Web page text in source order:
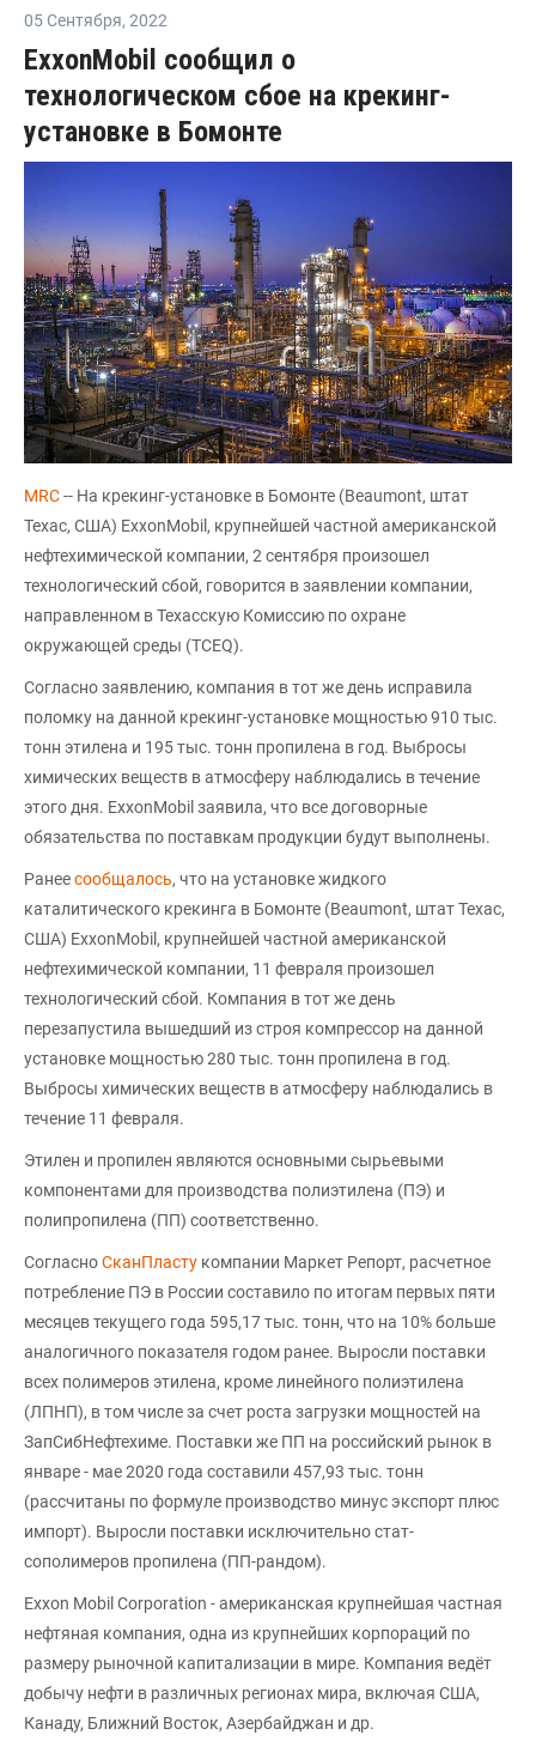
05 Сентября, 2022
ExxonMobil сообщил о
технологическом сбое на крекинг-
установке в Бомонте
MRC-- На крекинг-установке в Бомонте (Beaumont, штат
Техас, США) ExxonMobil, крупнейшей частной американской
нефтехимической компании, 2 сентября произошел
технологический сбой, говорится в заявлении компании,
направленном в Техасскую Комиссию по охране
окружающей среды (TCEQ).
Согласно заявлению, компания в тот же день исправила
поломку на данной крекинг-установке мощностью 910 тыс.
тонн этилена и 195 тыс. тонн пропилена в год. Выбросы
химических веществ в атмосферу наблюдались в течение
этого дня. ExxonMobil заявила, что все договорные
обязательства по поставкам продукции будут выполнены.
Ранеесообщалось, что на установке жидкого
каталитического крекинга в Бомонте (Beaumont, штат Техас,
США) ExxonMobil, крупнейшей частной американской
нефтехимической компании, 11 февраля произошел
технологический сбой. Компания в тот же день
перезапустила вышедший из строя компрессор на данной
установке мощностью 280 тыс. тонн пропилена в год.
Выбросы химических веществ в атмосферу наблюдались в
течение 11 февраля.
Этилен и пропилен являются основными сырьевыми
компонентами для производства полиэтилена (ПЭ) и
полипропилена (ПП) соответственно.
СогласноСканПласту компании Маркет Репорт, расчетное
потребление ПЭ в России составило по итогам первых пяти
месяцев текущего года 595,17 тыс. тонн, что на 10% больше
аналогичного показателя годом ранее. Выросли поставки
всех полимеров этилена, кроме линейного полиэтилена
(ЛПНП), в том числе за счет роста загрузки мощностей на
ЗапСибНефтехиме. Поставки же ПП на российский рынок в
январе - мае 2020 года составили 457,93 тыс. тонн
(рассчитаны по формуле производство минус экспорт плюс
импорт). Выросли поставки исключительно стат-
сополимеров пропилена (ПП-рандом).
Exxon Mobil Corporation - американская крупнейшая частная
нефтяная компания, одна из крупнейших корпораций по
размеру рыночной капитализации в мире. Компания ведёт
добычу нефти в различных регионах мира, включая США,
Канаду, Ближний Восток, Азербайджан и др.